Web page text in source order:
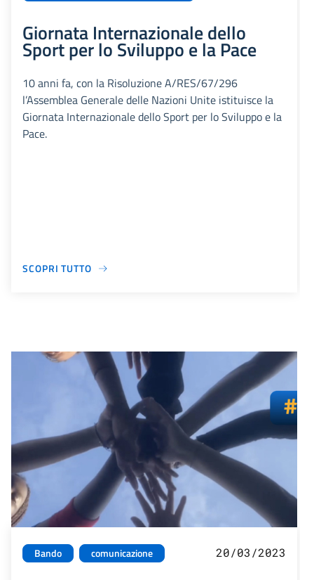
Giornata Internazionale dello
Sport per lo Sviluppo e la Pace
10 anni fa, con la Risoluzione A/RES/67/296
l’Assemblea Generale delle Nazioni Unite istituisce la
Giornata Internazionale dello Sport per lo Sviluppo e la
Pace.
SCOPRI TUTTO
Bando comunicazione 20/03/2023